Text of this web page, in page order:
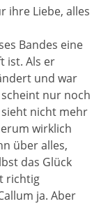
ihre Liebe, alles
Bandes eine
ist. Als er
und war
nur noch
nicht mehr
wirklich
über alles,
das Glück
richtig
ja. Aber